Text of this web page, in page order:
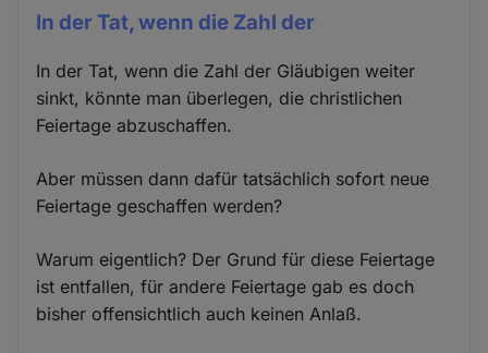
In der Tat, wenn die Zahl der
In der Tat, wenn die Zahl der Gläubigen weiter
sinkt, könnte man überlegen, die christlichen
Feiertage abzuschaffen.
Aber müssen dann dafür tatsächlich sofort neue
Feiertage geschaffen werden?
Warum eigentlich? Der Grund für diese Feiertage
ist entfallen, für andere Feiertage gab es doch
bisher offensichtlich auch keinen Anlaß.